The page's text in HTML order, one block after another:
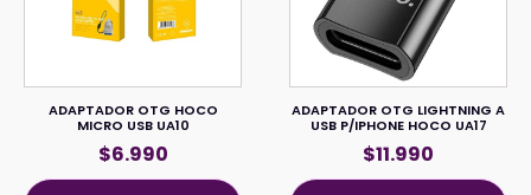
ADAPTADOR OTG HOCO
MICRO USB UA10
$6.990
ADAPTADOR OTG LIGHTNING A
USB P/IPHONE HOCO UA17
$11.990